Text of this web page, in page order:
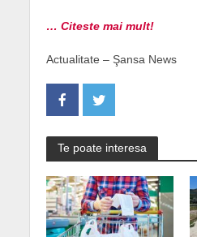
… Citeste mai mult!
Actualitate – Şansa News
Te poate interesa